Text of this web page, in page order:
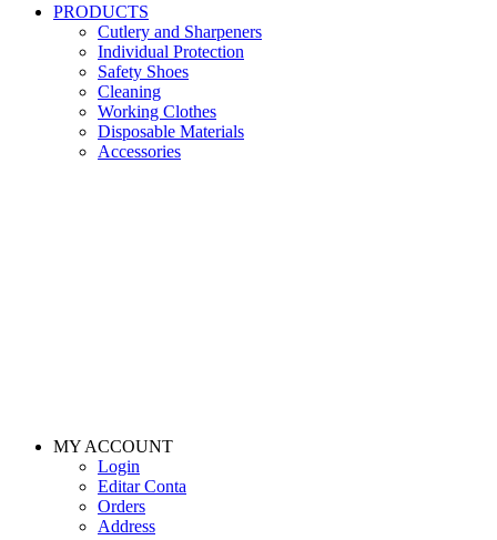
PRODUCTS
Cutlery and Sharpeners
Individual Protection
Safety Shoes
Cleaning
Working Clothes
Disposable Materials
Accessories
MY ACCOUNT
Login
Editar Conta
Orders
Address